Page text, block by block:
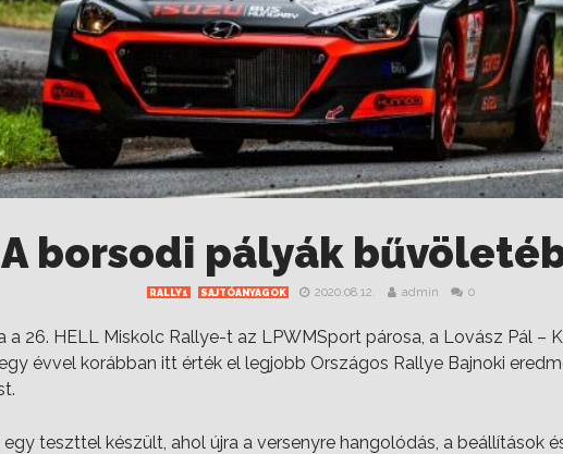
A borsodi pályák
RALLY1 SAJTÓANYAGOK 2020.08.12. admin 0
a 26. HELL Miskolc Rallye-t az LPWMSport párosa, a Lovász Pál –
évvel korábban itt érték el legjobb Országos Rallye Bajnoki
teszttel készült, ahol újra a versenyre hangolódás, a beállítások